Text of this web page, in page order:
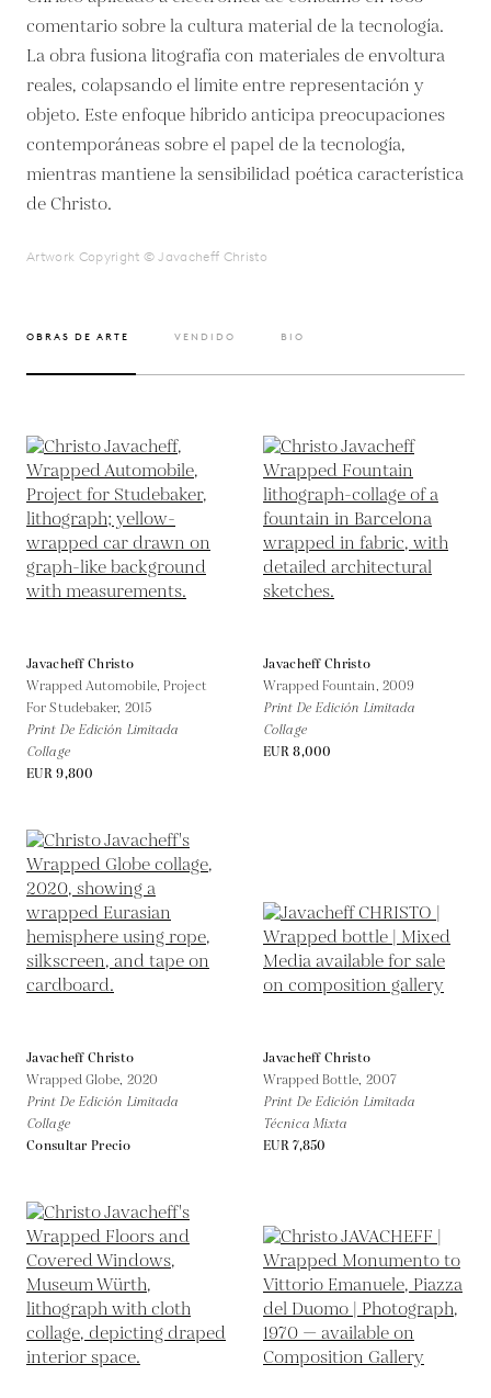
comentario sobre la cultura material de la tecnología.
La obra fusiona litografía con materiales de envoltura
reales, colapsando el límite entre representación y
objeto. Este enfoque híbrido anticipa preocupaciones
contemporáneas sobre el papel de la tecnología,
mientras mantiene la sensibilidad poética característica
de Christo.
Artwork Copyright © Javacheff Christo
OBRAS DE ARTE VENDIDO BIO
Javacheff Christo
Wrapped Automobile, Project
For Studebaker, 2015
Print De Edición Limitada
Collage
EUR 9,800
Javacheff Christo
Wrapped Fountain, 2009
Print De Edición Limitada
Collage
EUR 8,000
Javacheff Christo
Wrapped Globe, 2020
Print De Edición Limitada
Collage
Consultar Precio
Javacheff Christo
Wrapped Bottle, 2007
Print De Edición Limitada
Técnica Mixta
EUR 7,850